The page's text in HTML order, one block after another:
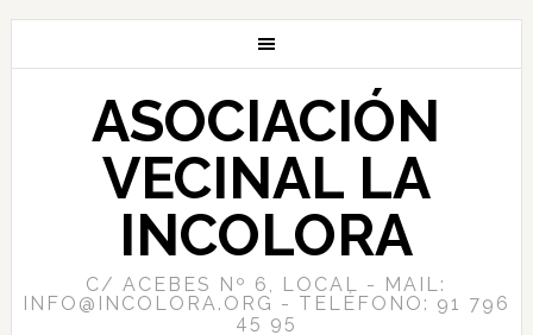
ASOCIACIÓN
VECINAL LA
INCOLORA
C/ ACEBES Nº 6, LOCAL - MAIL:
INFO@INCOLORA.ORG - TELÉFONO: 91 796
45 95